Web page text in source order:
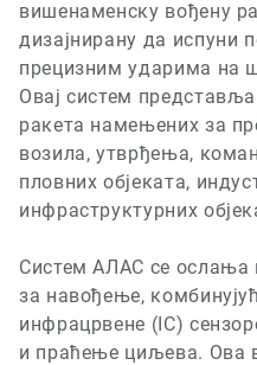
вишенаменску вођену
дизајнирану да испуни
прецизним ударима на
Овај систем
ракета намењених за
возила, утврђења,
пловних објеката,
инфраструктурних
Систем АЛАС се ослања
за навођење,
инфрацрвене (IC)
и праћење циљева. Ова